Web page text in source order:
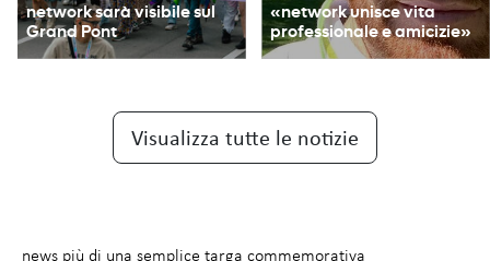
network sarà visibile sul
Grand Pont
«network unisce vita
professionale e amicizie»
Visualizza tutte le notizie
news più di una semplice targa commemorativa